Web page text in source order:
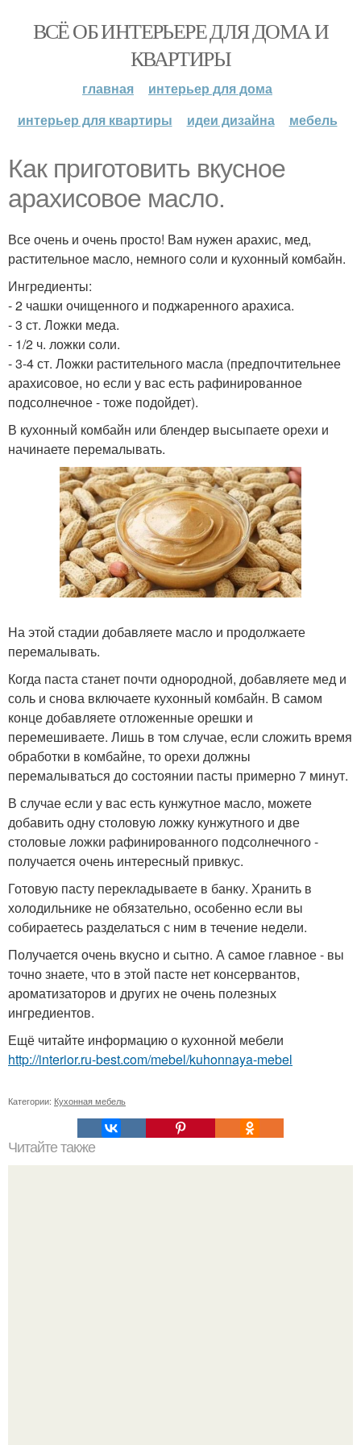
ВСЁ ОБ ИНТЕРЬЕРЕ ДЛЯ ДОМА И
КВАРТИРЫ
главная
интерьер для дома
интерьер для квартиры
идеи дизайна мебель
Как приготовить вкусное
арахисовое масло.
Все очень и очень просто! Вам нужен арахис, мед,
растительное масло, немного соли и кухонный комбайн.
Ингредиенты:
- 2 чашки очищенного и поджаренного арахиса.
- 3 ст. Ложки меда.
- 1/2 ч. ложки соли.
- 3-4 ст. Ложки растительного масла (предпочтительнее
арахисовое, но если у вас есть рафинированное
подсолнечное - тоже подойдет).
В кухонный комбайн или блендер высыпаете орехи и
начинаете перемалывать.
На этой стадии добавляете масло и продолжаете
перемалывать.
Когда паста станет почти однородной, добавляете мед и
соль и снова включаете кухонный комбайн. В самом
конце добавляете отложенные орешки и
перемешиваете. Лишь в том случае, если сложить время
обработки в комбайне, то орехи должны
перемалываться до состоянии пасты примерно 7 минут.
В случае если у вас есть кунжутное масло, можете
добавить одну столовую ложку кунжутного и две
столовые ложки рафинированного подсолнечного -
получается очень интересный привкус.
Готовую пасту перекладываете в банку. Хранить в
холодильнике не обязательно, особенно если вы
собираетесь разделаться с ним в течение недели.
Получается очень вкусно и сытно. А самое главное - вы
точно знаете, что в этой пасте нет консервантов,
ароматизаторов и других не очень полезных
ингредиентов.
Ещё читайте информацию о кухонной мебели
http://interior.ru-best.com/mebel/kuhonnaya-mebel
Категории: Кухонная мебель
Читайте также